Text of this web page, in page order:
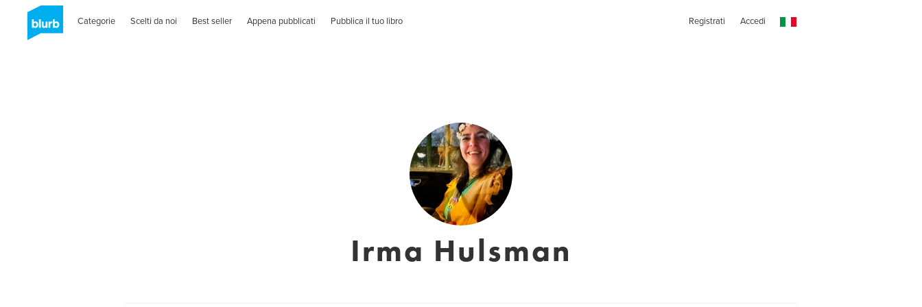
Categorie Scelti da noi Best seller Appena pubblicati Pubblica il tuo libro Registrati Accedi
Irma Hulsman